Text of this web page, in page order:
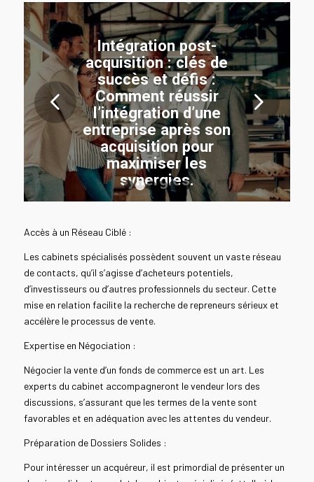
Intégration post-
acquisition : clés de
succès et défis :
Comment réussir
l’intégration d’une
entreprise après son
acquisition pour
maximiser les
synergies.
Suivant
2 4 5 6
Accès à un Réseau Ciblé :
Les cabinets spécialisés possèdent souvent un vaste réseau
de contacts, qu’il s’agisse d’acheteurs potentiels,
d’investisseurs ou d’autres professionnels du secteur. Cette
mise en relation facilite la recherche de repreneurs sérieux et
accélère le processus de vente.
Expertise en Négociation :
Négocier la vente d’un fonds de commerce est un art. Les
experts du cabinet accompagneront le vendeur lors des
discussions, s’assurant que les termes de la vente sont
favorables et en adéquation avec les attentes du vendeur.
Préparation de Dossiers Solides :
Pour intéresser un acquéreur, il est primordial de présenter un